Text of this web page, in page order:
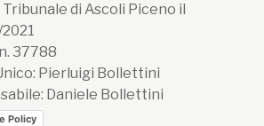
di Ascoli Piceno il
37788
Pierluigi Bollettini
Daniele Bollettini
Policy